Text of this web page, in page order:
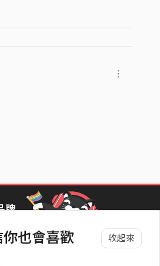
你也會喜歡 收起來
牌
Awards 街聲音樂獎